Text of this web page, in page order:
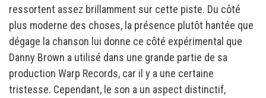
ressortent assez brillamment sur cette piste. Du côté
plus moderne des choses, la présence plutôt hantée que
dégage la chanson lui donne ce côté expérimental que
Danny Brown a utilisé dans une grande partie de sa
production Warp Records, car il y a une certaine
tristesse. Cependant, le son a un aspect distinctif,